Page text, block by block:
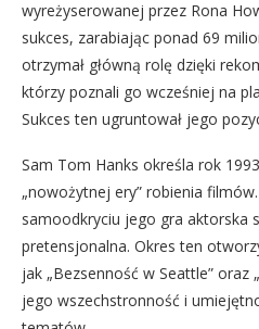
wyreżyserowanej przez Rona
sukces, zarabiając ponad 69
otrzymał główną rolę dzięki
którzy poznali go wcześniej na
Sukces ten ugruntował jego
Sam Tom Hanks określa rok
„nowożytnej ery” robienia
samoodkryciu jego gra aktorska
pretensjonalna. Okres ten
jak „Bezsenność w Seattle” oraz
jego wszechstronność i